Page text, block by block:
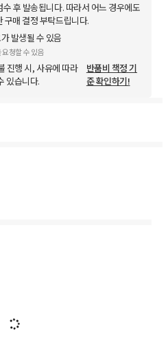
후 발송됩니다. 따라서 어느 경우에도
구매 결정 부탁드립니다.
발생될 수 있음
청할 수 있음
진행 시, 사유에 따라
있습니다.
반품비 책정 기
준 확인하기!